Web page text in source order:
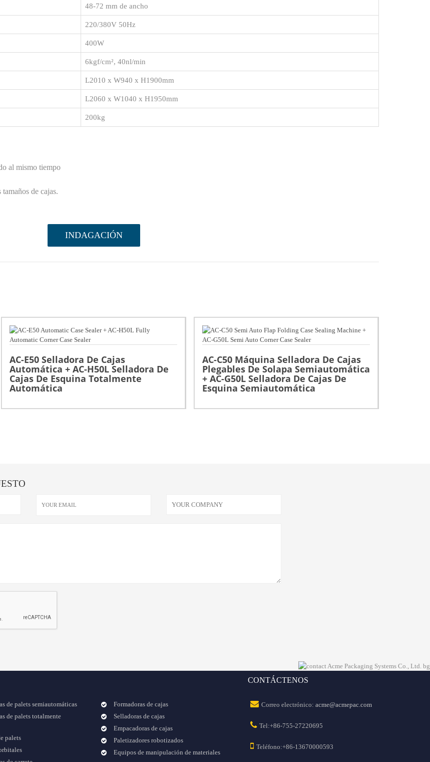
48-72 mm de ancho
220/380V 50Hz
400W
6kgf/cm², 40nl/min
L2010 x W940 x H1900mm
L2060 x W1040 x H1950mm
200kg
al mismo tiempo
de cajas.
INDAGACIÓN
AC-E50 Selladora De Cajas
Automática + AC-H50L Selladora De
Cajas De Esquina Totalmente
Automática
AC-C50 Máquina Selladora De Cajas
Plegables De Solapa Semiautomática
+ AC-G50L Selladora De Cajas De
Esquina Semiautomática
de palets semiautomáticas
de palets totalmente
palets
Formadoras de cajas
Selladoras de cajas
Empacadoras de cajas
Paletizadores robotizados
Equipos de manipulación de materiales
CONTÁCTENOS
Correo electrónico: acme@acmepac.com
Tel:+86-755-27220695
Teléfono:+86-13670000593